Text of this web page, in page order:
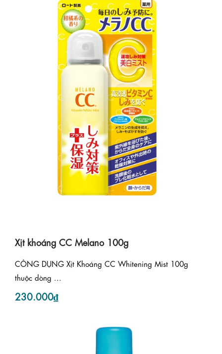
Xịt khoáng CC Melano 100g
CÔNG DỤNG Xịt Khoáng CC Whitening Mist 100g
thuộc dòng ...
230.000₫